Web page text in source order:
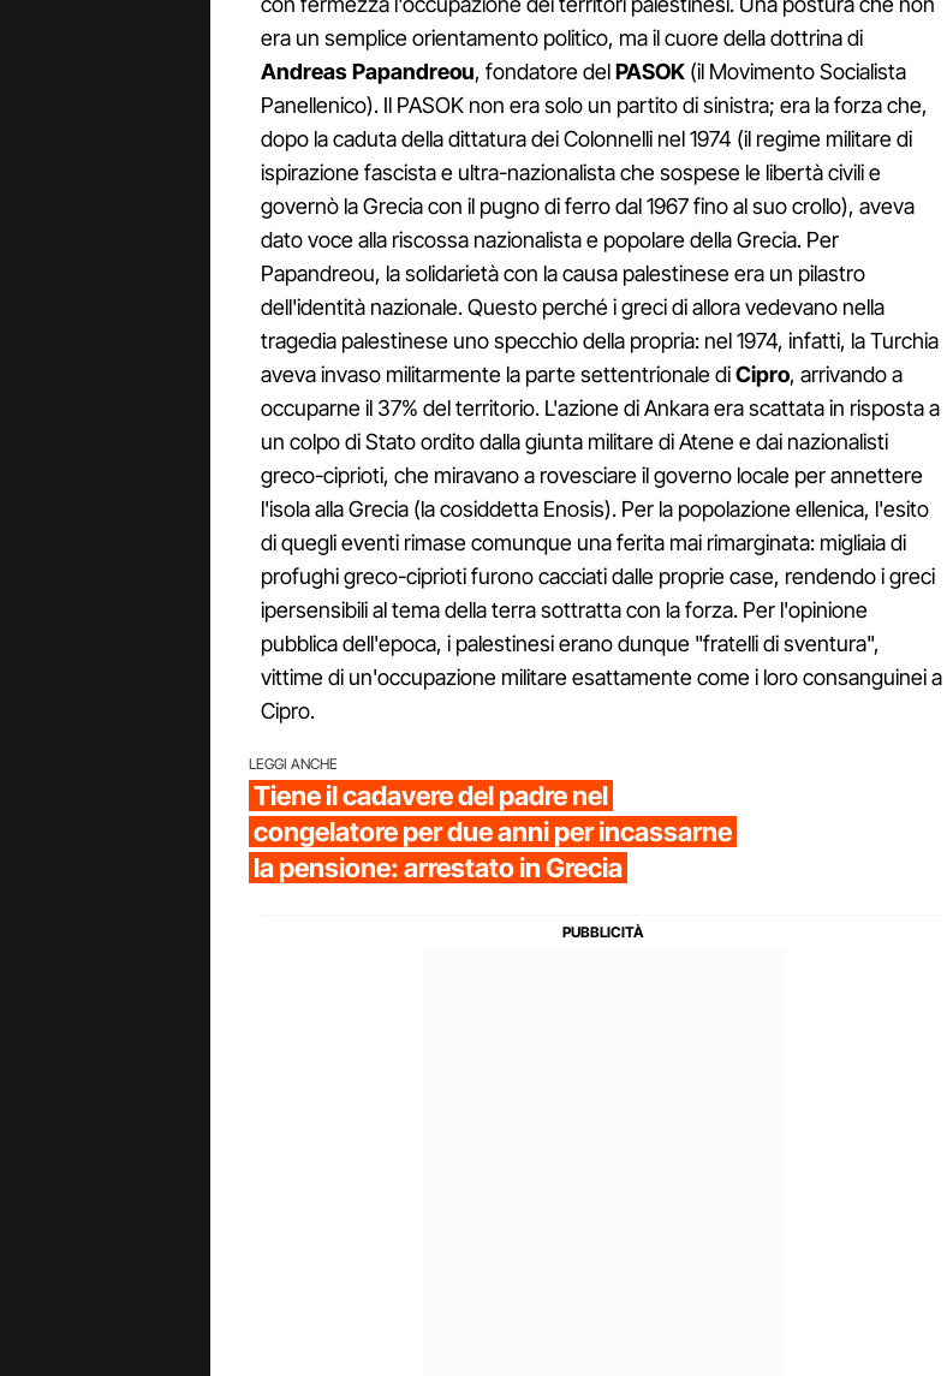
era un semplice orientamento politico, ma il cuore della dottrina di
Andreas Papandreou, fondatore delPASOK (il Movimento Socialista
Panellenico). Il PASOK non era solo un partito di sinistra; era la forza che,
dopo la caduta della dittatura dei Colonnelli nel 1974 (il regime militare di
ispirazione fascista e ultra-nazionalista che sospese le libertà civili e
governò la Grecia con il pugno di ferro dal 1967 fino al suo crollo), aveva
dato voce alla riscossa nazionalista e popolare della Grecia. Per
Papandreou, la solidarietà con la causa palestinese era un pilastro
dell'identità nazionale. Questo perché i greci di allora vedevano nella
tragedia palestinese uno specchio della propria: nel 1974, infatti, la Turchia
aveva invaso militarmente la parte settentrionale diCipro, arrivando a
occuparne il 37% del territorio. L'azione di Ankara era scattata in risposta a
un colpo di Stato ordito dalla giunta militare di Atene e dai nazionalisti
greco-ciprioti, che miravano a rovesciare il governo locale per annettere
l'isola alla Grecia (la cosiddetta Enosis). Per la popolazione ellenica, l'esito
di quegli eventi rimase comunque una ferita mai rimarginata: migliaia di
profughi greco-ciprioti furono cacciati dalle proprie case, rendendo i greci
ipersensibili al tema della terra sottratta con la forza. Per l'opinione
pubblica dell'epoca, i palestinesi erano dunque "fratelli di sventura",
vittime di un'occupazione militare esattamente come i loro consanguinei a
Cipro.
LEGGI ANCHE
Tiene il cadavere del padre nel
congelatore per due anni per incassarne
la pensione: arrestato in Grecia